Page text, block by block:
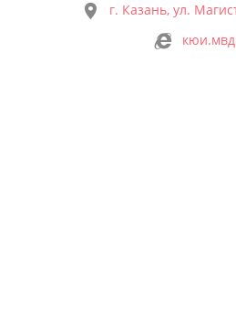
г. Казань, ул.